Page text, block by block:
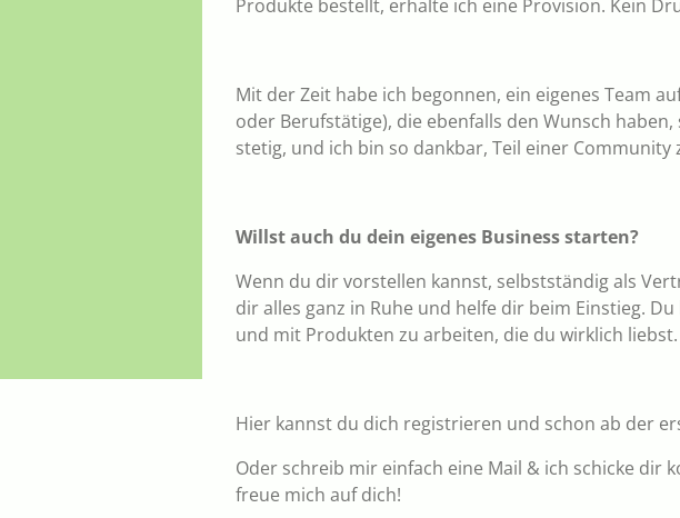
Produkte bestellt, erhalte ich eine Provision. Kein
Mit der Zeit habe ich begonnen, ein eigenes Team
oder Berufstätige), die ebenfalls den Wunsch
stetig, und ich bin so dankbar, Teil einer
Willst auch du dein eigenes Business starten?
Wenn du dir vorstellen kannst, selbstständig als
dir alles ganz in Ruhe und helfe dir beim Einstieg.
und mit Produkten zu arbeiten, die du wirklich liebst.
Hier kannst du dich registrieren und schon ab der
Oder schreib mir einfach eine Mail & ich schicke dir
freue mich auf dich!